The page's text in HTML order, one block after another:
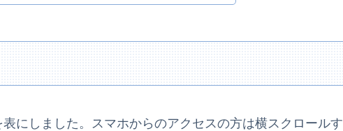
にしました。スマホからのアクセスの方は横スクロールす